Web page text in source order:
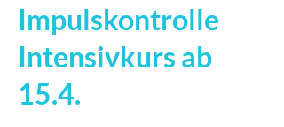
Impulskontrolle
Intensivkurs ab
15.4.